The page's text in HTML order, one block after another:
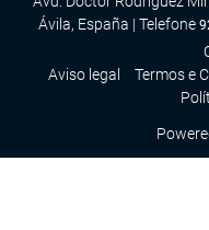
Ávila, España | Telefone
Aviso legal
Termos e